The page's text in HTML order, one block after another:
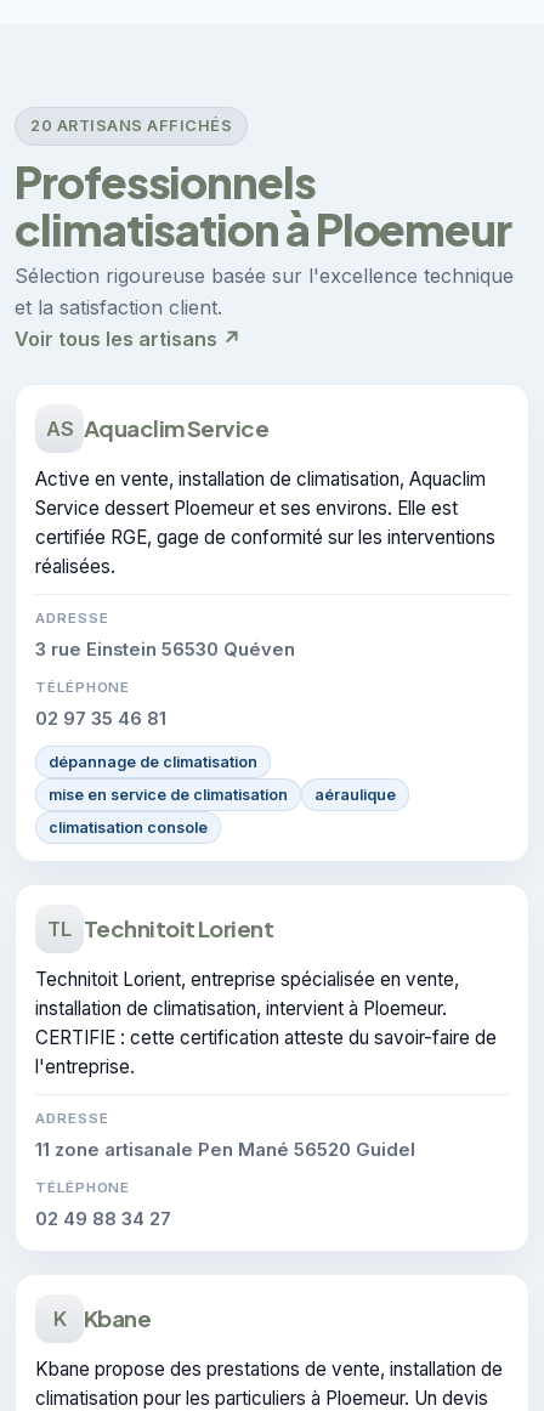
20 ARTISANS AFFICHÉS
Professionnels
climatisation à Ploemeur
Sélection rigoureuse basée sur l'excellence technique
et la satisfaction client.
Voir tous les artisans ↗
AS Aquaclim Service
Active en vente, installation de climatisation, Aquaclim
Service dessert Ploemeur et ses environs. Elle est
certifiée RGE, gage de conformité sur les interventions
réalisées.
ADRESSE
3 rue Einstein 56530 Quéven
TÉLÉPHONE
02 97 35 46 81
dépannage de climatisation
mise en service de climatisation
aéraulique
climatisation console
TL Technitoit Lorient
Technitoit Lorient, entreprise spécialisée en vente,
installation de climatisation, intervient à Ploemeur.
CERTIFIE : cette certification atteste du savoir-faire de
l'entreprise.
ADRESSE
11 zone artisanale Pen Mané 56520 Guidel
TÉLÉPHONE
02 49 88 34 27
K Kbane
Kbane propose des prestations de vente, installation de
climatisation pour les particuliers à Ploemeur. Un devis